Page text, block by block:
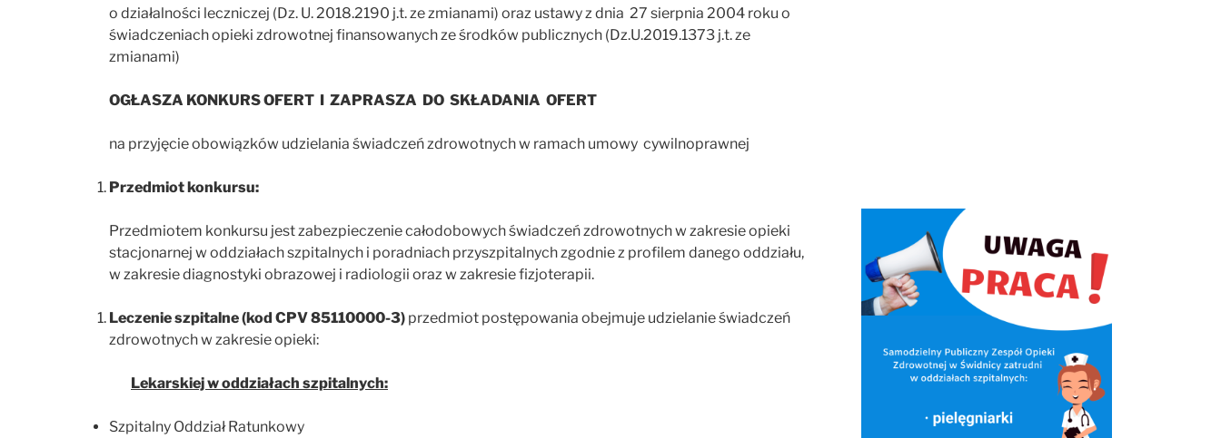
o działalności leczniczej (Dz. U. 2018.2190 j.t. ze zmianami) oraz ustawy z dnia 27 sierpnia 2004 roku o
świadczeniach opieki zdrowotnej finansowanych ze środków publicznych (Dz.U.2019.1373 j.t. ze
zmianami)
OGŁASZA KONKURS OFERT I ZAPRASZA DO SKŁADANIA OFERT
na przyjęcie obowiązków udzielania świadczeń zdrowotnych w ramach umowy cywilnoprawnej
Przedmiot konkursu:
Przedmiotem konkursu jest zabezpieczenie całodobowych świadczeń zdrowotnych w zakresie opieki
stacjonarnej w oddziałach szpitalnych i poradniach przyszpitalnych zgodnie z profilem danego oddziału,
w zakresie diagnostyki obrazowej i radiologii oraz w zakresie fizjoterapii.
Leczenie szpitalne (kod CPV 85110000-3) przedmiot postępowania obejmuje udzielanie świadczeń
zdrowotnych w zakresie opieki:
Lekarskiej w oddziałach szpitalnych:
Szpitalny Oddział Ratunkowy